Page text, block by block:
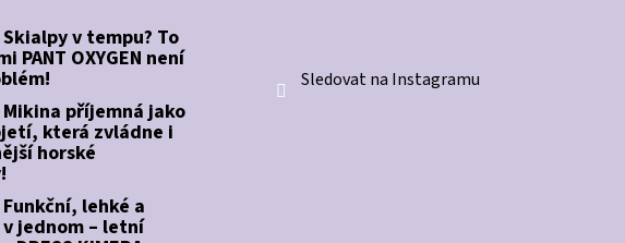
Skialpy v tempu? To
PANT OXYGEN není
Mikina příjemná jako
která zvládne i
horské
Funkční, lehké a
jednom – letní
Sledovat na Instagramu